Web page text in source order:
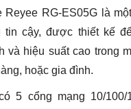
Reyee RG-ES05G là
tin cậy, được thiết kế
và hiệu suất cao trong
hoặc gia đình.
5 cổng mạng 10/100/